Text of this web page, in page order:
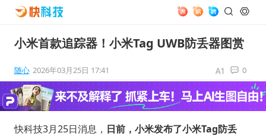
小米首款追踪器！小米Tag UWB防丢器图赏
随心 2026年03月25日 17:41 0
快科技3月25日消息， 日前，小米发布了小米Tag防丢